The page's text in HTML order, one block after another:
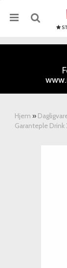
Hjem »
Garanteple